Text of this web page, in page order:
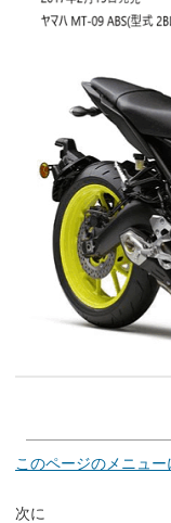
このページのメニュー
次に